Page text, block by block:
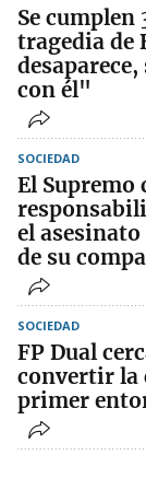
Se cumplen
tragedia de
con él"
SOCIEDAD
El
el asesinato
de su
SOCIEDAD
FP Dual
convertir la
primer